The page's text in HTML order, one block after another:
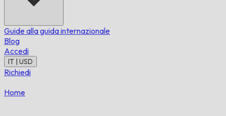
Guide alla guida internazionale
Blog
Accedi
IT | USD
Richiedi
Home